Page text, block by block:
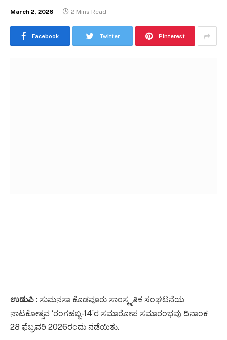
March 2, 2026 2 Mins Read
Facebook Twitter Pinterest
ಉಡುಪಿ : ಸುಮನಸಾ ಕೊಡವೂರು ಸಾಂಸ್ಕೃತಿಕ ಸಂಘಟನೆಯ
ನಾಟಕೋತ್ಸವ ‘ರಂಗಹಬ್ಬ-14’ರ ಸಮಾರೋಪ ಸಮಾರಂಭವು ದಿನಾಂಕ
28 ಫೆಬ್ರವರಿ 2026ರಂದು ನಡೆಯಿತು.